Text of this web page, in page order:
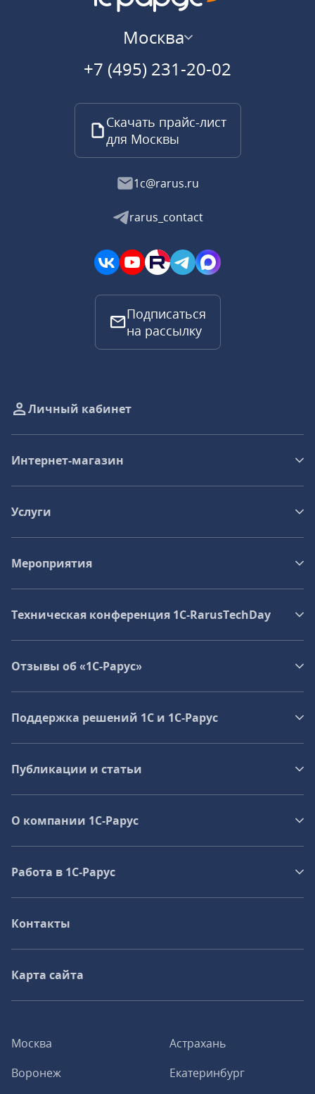
Москва
+7 (495) 231-20-02
Скачать прайс-лист
для Москвы
1c@rarus.ru
rarus_contact
Подписаться
на рассылку
Москва
Астрахань
Воронеж
Екатеринбург
Личный кабинет
Интернет-магазин
Услуги
Мероприятия
Техническая конференция 1C‑RarusTechDay
Отзывы об «1С-Рарус»
Поддержка решений 1С и 1С‑Рарус
Публикации и статьи
О компании 1C-Рарус
Работа в 1С‑Рарус
Контакты
Карта сайта